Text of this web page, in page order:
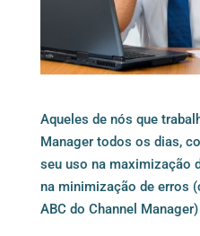
Aqueles de nós que
Manager todos os dias,
seu uso na maximização
na minimização de erros
ABC do Channel Manager)